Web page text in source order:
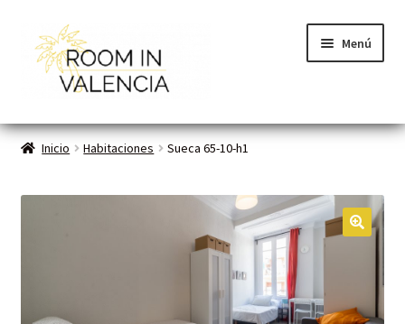
Menú
Inicio
Planes VLC
Inicio Habitaciones Sueca 65-10-h1